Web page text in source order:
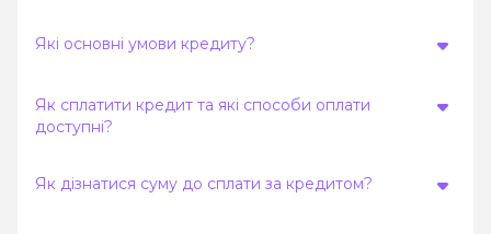
Які основні умови кредиту?
Як сплатити кредит та які способи оплати
доступні?
Як дізнатися суму до сплати за кредитом?